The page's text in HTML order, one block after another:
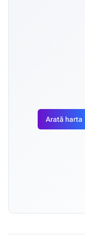
Arată harta